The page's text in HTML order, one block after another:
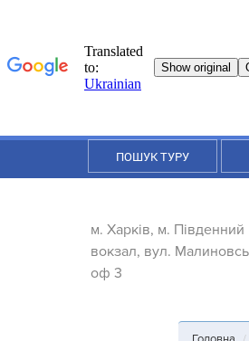
ПОШУК ТУРУ
м. Харків, м. Південний
вокзал, вул.
оф 3